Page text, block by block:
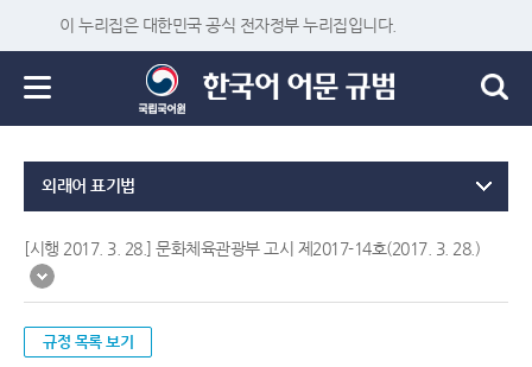
이 누리집은 대한민국 공식 전자정부 누리집입니다.
외래어 표기법
[시행 2017. 3. 28.] 문화체육관광부 고시 제2017-14호(2017. 3. 28.)
규정 목록 보기